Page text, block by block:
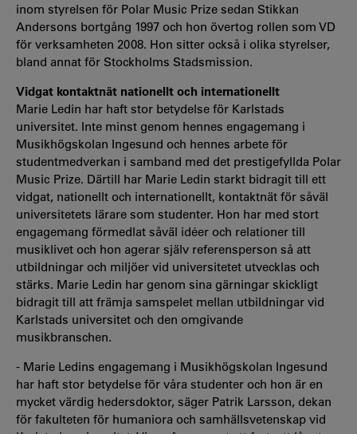
inom styrelsen för Polar Music Prize sedan Stikkan
Andersons bortgång 1997 och hon övertog rollen som VD
för verksamheten 2008. Hon sitter också i olika styrelser,
bland annat för Stockholms Stadsmission.
Vidgat kontaktnät nationellt och internationellt
Marie Ledin har haft stor betydelse för Karlstads
universitet. Inte minst genom hennes engagemang i
Musikhögskolan Ingesund och hennes arbete för
studentmedverkan i samband med det prestigefyllda Polar
Music Prize. Därtill har Marie Ledin starkt bidragit till ett
vidgat, nationellt och internationellt, kontaktnät för såväl
universitetets lärare som studenter. Hon har med stort
engagemang förmedlat såväl idéer och relationer till
musiklivet och hon agerar själv referensperson så att
utbildningar och miljöer vid universitetet utvecklas och
stärks. Marie Ledin har genom sina gärningar skickligt
bidragit till att främja samspelet mellan utbildningar vid
Karlstads universitet och den omgivande
musikbranschen.
- Marie Ledins engagemang i Musikhögskolan Ingesund
har haft stor betydelse för våra studenter och hon är en
mycket värdig hedersdoktor, säger Patrik Larsson, dekan
för fakulteten för humaniora och samhällsvetenskap vid